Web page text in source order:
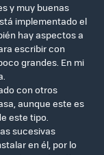
y muy buenas
implementado el
hay aspectos a
escribir con
grandes. En mi
con otros
aunque este es
este tipo.
sucesivas
en él, por lo